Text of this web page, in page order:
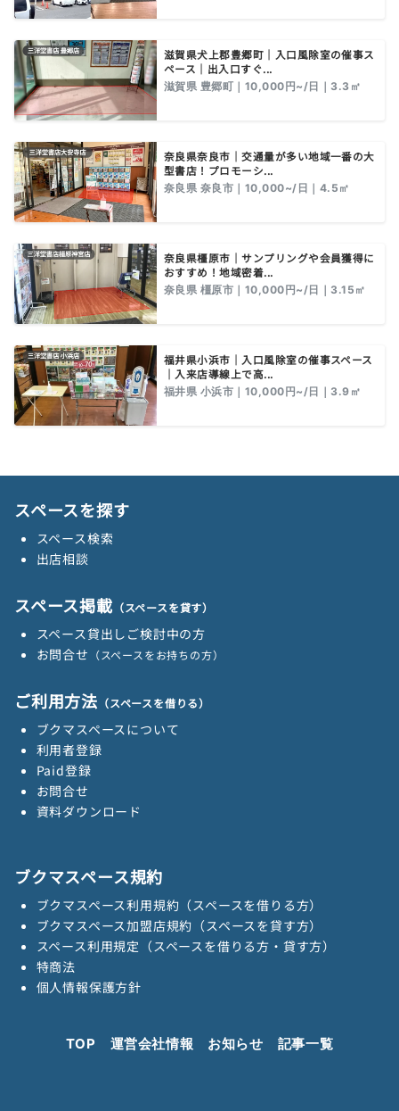
滋賀県犬上郡豊郷町｜入口風除室の催事ス
ペース｜出入口すぐ...
滋賀県 豊郷町｜10,000円~/日｜3.3㎡
奈良県奈良市｜交通量が多い地域一番の大
型書店！プロモーシ...
奈良県 奈良市｜10,000~/日｜4.5㎡
奈良県橿原市｜サンプリングや会員獲得に
おすすめ！地域密着...
奈良県 橿原市｜10,000円~/日｜3.15㎡
福井県小浜市｜入口風除室の催事スペース
｜入来店導線上で高...
福井県 小浜市｜10,000円~/日｜3.9㎡
スペースを探す
スペース検索
出店相談
スペース掲載 （スペースを貸す）
スペース貸出しご検討中の方
お問合せ （スペースをお持ちの方）
ご利用方法 （スペースを借りる）
ブクマスペースについて
利用者登録
Paid登録
お問合せ
資料ダウンロード
ブクマスペース規約
ブクマスペース利用規約（スペースを借りる方）
ブクマスペース加盟店規約（スペースを貸す方）
スペース利用規定（スペースを借りる方・貸す方）
特商法
個人情報保護方針
TOP 運営会社情報 お知らせ 記事一覧